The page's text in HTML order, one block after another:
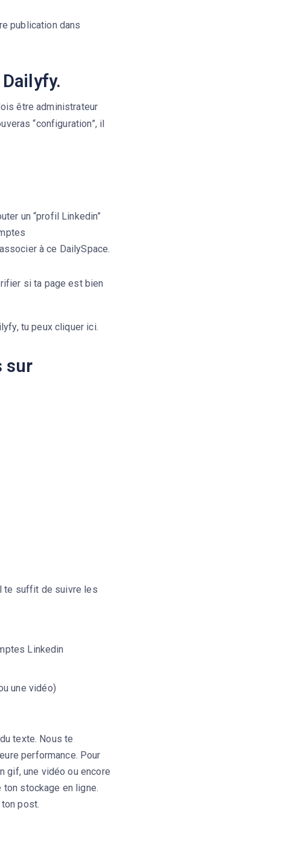
publication dans
être administrateur
“configuration”, il
un “profil Linkedin”
à ce DailySpace.
si ta page est bien
tu peux cliquer ici.
sur
te suffit de suivre les
Linkedin
une vidéo)
texte. Nous te
performance. Pour
gif, une vidéo ou encore
ton stockage en ligne.
post.